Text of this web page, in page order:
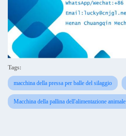
Tags:
macchina della pressa per balle del silaggio
Macchina della pallina dell'alimentazione animale